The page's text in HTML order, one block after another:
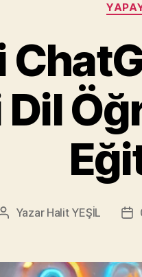
Dil
Yazının
Yazar Halit YEŞİL